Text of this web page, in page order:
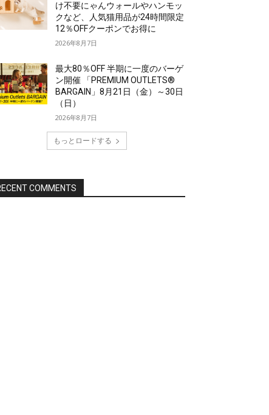
け不要にゃんウォールやハンモッ
クなど、人気猫用品が24時間限定
12％OFFクーポンでお得に
2026年8月7日
最大80％OFF 半期に一度のバーゲ
ン開催 「PREMIUM OUTLETS®
BARGAIN」8月21日（金）～30日
（日）
2026年8月7日
もっとロードする
COMMENTS